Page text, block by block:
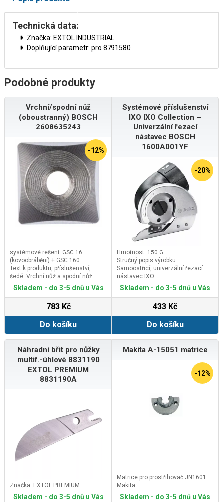
Technická data:
Značka: EXTOL INDUSTRIAL
Doplňující parametr: pro 8791580
Podobné produkty
Vrchní/spodní nůž
(oboustranný) BOSCH
2608635243
-12%
systémové rešení: GSC 16
(kovoobrábění) + GSC 160
Text k produktu, příslušenství,
šedé: Vrchní nůž a spodní nůž
Skladem - do 3-5 dnů u Vás
783 Kč
Do košíku
Systémové příslušenství
IXO IXO Collection –
Univerzální řezací
nástavec BOSCH
1600A001YF
-20%
Hmotnost: 150 G
Stručný popis výrobku:
Samoostřicí, univerzální řezací
nástavec IXO
Vlastnosti hlavního výrobku:
Snadný a rychlý zacvakávací
mechanismus
Podsekce kategorie produktů:
Systémové příslušenství IXO
Skladem - do 3-5 dnů u Vás
433 Kč
Do košíku
Náhradní břit pro nůžky
multif.-úhlové 8831190
EXTOL PREMIUM
8831190A
Značka: EXTOL PREMIUM
Skladem - do 3-5 dnů u Vás
Makita A-15051 matrice
-12%
Matrice pro prostřihovač JN1601
Makita
Skladem - do 3-5 dnů u Vás